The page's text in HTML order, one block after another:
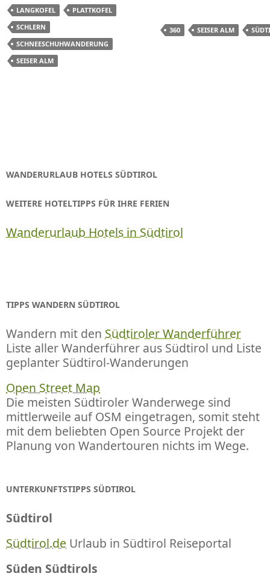
LANGKOFEL
PLATTKOFEL
SCHLERN
SCHNEESCHUHWANDERUNG
SEISER ALM
360 SEISER ALM
WANDERURLAUB HOTELS SÜDTIROL
WEITERE HOTELTIPPS FÜR IHRE FERIEN
Wanderurlaub Hotels in Südtirol
TIPPS WANDERN SÜDTIROL
Wandern mit den Südtiroler Wanderführer
Liste aller Wanderführer aus Südtirol und Liste
geplanter Südtirol-Wanderungen
Open Street Map
Die meisten Südtiroler Wanderwege sind
mittlerweile auf OSM eingetragen, somit steht
mit dem beliebten Open Source Projekt der
Planung von Wandertouren nichts im Wege.
UNTERKUNFTSTIPPS SÜDTIROL
Südtirol
Südtirol.de Urlaub in Südtirol Reiseportal
Süden Südtirols